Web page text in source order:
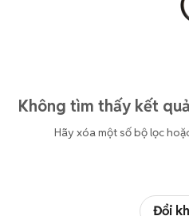
Không tìm thấy kết
Hãy xóa một số bộ lọc
Đổi